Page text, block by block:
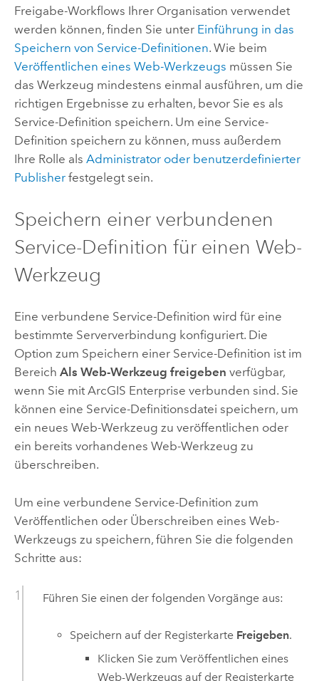
Freigabe-Workflows Ihrer Organisation verwendet
werden können, finden Sie unter Einführung in das
Speichern von Service-Definitionen. Wie beim
Veröffentlichen eines Web-Werkzeugs müssen Sie
das Werkzeug mindestens einmal ausführen, um die
richtigen Ergebnisse zu erhalten, bevor Sie es als
Service-Definition speichern. Um eine Service-
Definition speichern zu können, muss außerdem
Ihre Rolle als Administrator oder benutzerdefinierter
Publisherfestgelegt sein.
Speichern einer verbundenen
Service-Definition für einen Web-
Werkzeug
Eine verbundene Service-Definition wird für eine
bestimmte Serververbindung konfiguriert. Die
Option zum Speichern einer Service-Definition ist im
Bereich Als Web-Werkzeug freigeben verfügbar,
wenn Sie mit ArcGIS Enterprise verbunden sind. Sie
können eine Service-Definitionsdatei speichern, um
ein neues Web-Werkzeug zu veröffentlichen oder
ein bereits vorhandenes Web-Werkzeug zu
überschreiben.
Um eine verbundene Service-Definition zum
Veröffentlichen oder Überschreiben eines Web-
Werkzeugs zu speichern, führen Sie die folgenden
Schritte aus:
Führen Sie einen der folgenden Vorgänge aus:
Speichern auf der Registerkarte Freigeben.
Klicken Sie zum Veröffentlichen eines
Web-Werkzeugs auf der Registerkarte